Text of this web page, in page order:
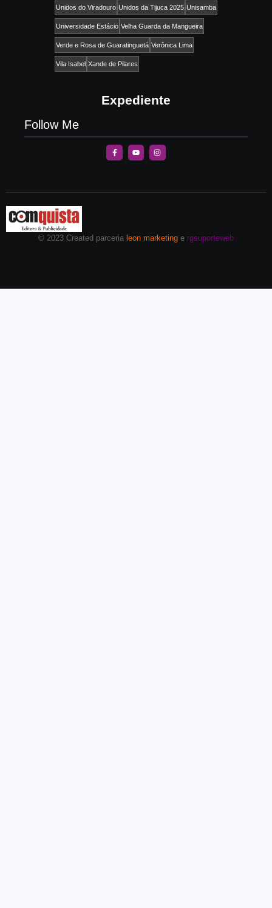
Unidos do Viradouro Unidos da Tijuca 2025 Unisamba
Universidade Estácio Velha Guarda da Mangueira
Verde e Rosa de Guaratinguetá Verônica Lima
Vila Isabel Xande de Pilares
Expediente
Follow Me
© 2023 Created parceria leon marketing e rgsuporteweb